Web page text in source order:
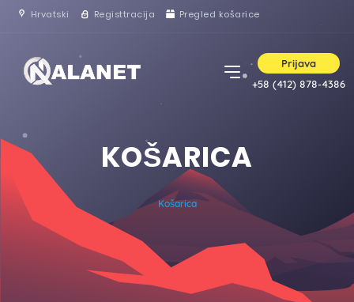
Hrvatski Registtracija Pregled košarice
Prijava
+58 (412) 878-4386
KOŠARICA
Košarica